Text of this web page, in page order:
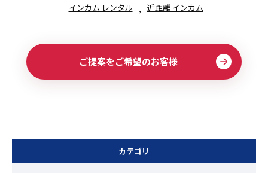
カテゴリ
インカム レンタル
近距離 インカム
ご提案をご希望のお客様